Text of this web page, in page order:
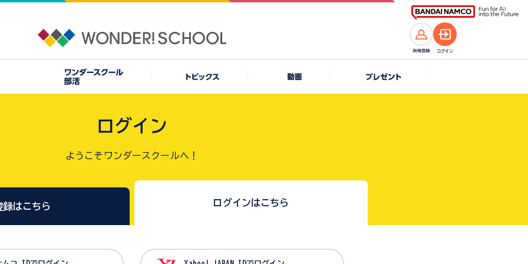
ログイン
ようこそワンダースクールへ！
録はこちら ログインはこちら